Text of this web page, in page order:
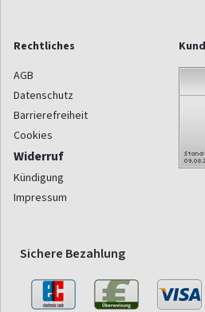
Rechtliches
AGB
Datenschutz
Barrierefreiheit
Cookies
Widerruf
Kündigung
Impressum
Sichere Bezahlung